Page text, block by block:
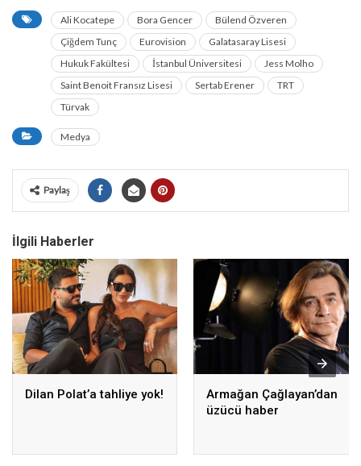
Ali Kocatepe Bora Gencer
Bülend Özveren
Çiğdem Tunç
Eurovision
Galatasaray Lisesi
Hukuk Fakültesi
İstanbul Üniversitesi
Jess Molho
Saint Benoit Fransız Lisesi
Sertab Erener
TRT
Türvak
Medya
Paylaş
İlgili Haberler
Dilan Polat’a tahliye yok!
Armağan Çağlayan’dan
üzücü haber